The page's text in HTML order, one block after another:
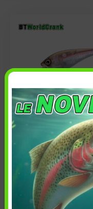
€
Peso: 13 gr
Lunghezza: 5 cm
Azione: Sr HF